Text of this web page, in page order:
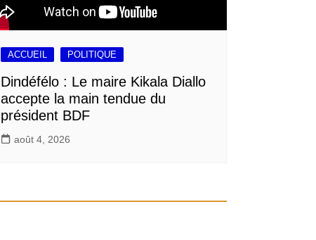
ACCUEIL POLITIQUE
Dindéfélo : Le maire Kikala Diallo
accepte la main tendue du
président BDF
août 4, 2026